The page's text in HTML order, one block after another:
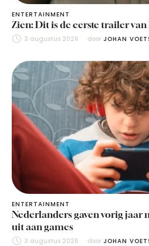
ENTERTAINMENT
Zien: Dit is de eerste trailer
3 augustus 2026 door JOHAN
ENTERTAINMENT
Nederlanders gaven vorig jaar
uit aan games
3 augustus 2026 door JOHAN